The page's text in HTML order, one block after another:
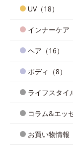
UV（18）
インナーケア
ヘア（16）
ボディ（8）
ライフスタイ
コラム&エッ
お買い物情報